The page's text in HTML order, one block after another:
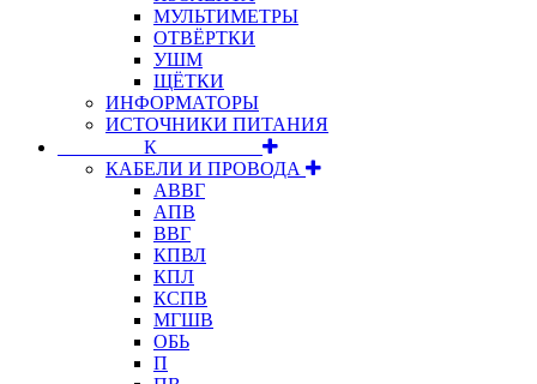
МУЛЬТИМЕТРЫ
ОТВЁРТКИ
УШМ
ЩЁТКИ
ИНФОРМАТОРЫ
ИСТОЧНИКИ ПИТАНИЯ
⠀⠀⠀⠀⠀⠀К⠀⠀⠀⠀⠀⠀⠀
КАБЕЛИ И ПРОВОДА
АВВГ
АПВ
ВВГ
КПВЛ
КПЛ
КСПВ
МГШВ
ОБЬ
П